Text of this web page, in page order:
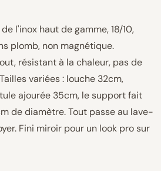
l'inox haut de gamme, 18/10,
plomb, non magnétique.
résistant à la chaleur, pas de
variées : louche 32cm,
ajourée 35cm, le support fait
de diamètre. Tout passe au lave-
Fini miroir pour un look pro sur